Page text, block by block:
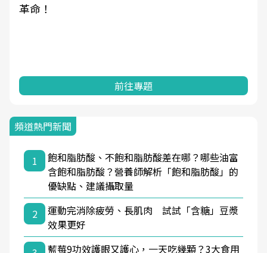
革命！
前往專題
頻道熱門新聞
1
飽和脂肪酸、不飽和脂肪酸差在哪？哪些油富
含飽和脂肪酸？營養師解析「飽和脂肪酸」的
優缺點、建議攝取量
2
運動完消除疲勞、長肌肉 試試「含糖」豆漿
效果更好
藍莓9功效護眼又護心，一天吃幾顆？3大食用